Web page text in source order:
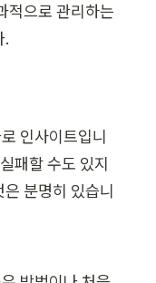
적으로 관리하는
.
인사이트입니
패할 수도 있지
분명히 있습니